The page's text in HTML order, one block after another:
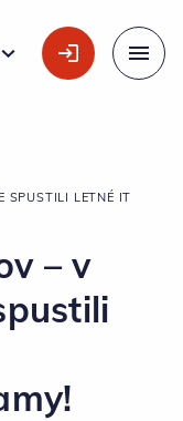
SPUSTILI LETNÉ IT
– v